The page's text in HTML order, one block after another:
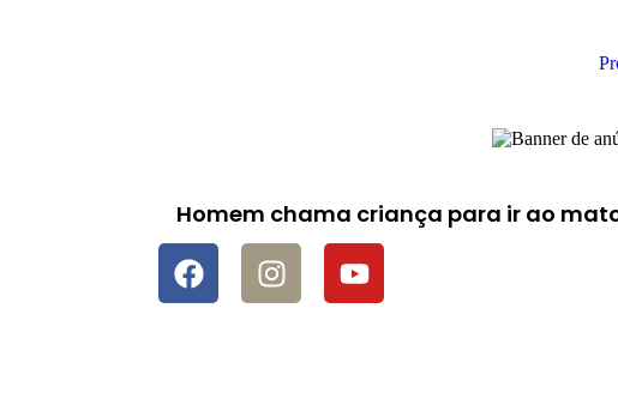
Homem chama criança para ir ao